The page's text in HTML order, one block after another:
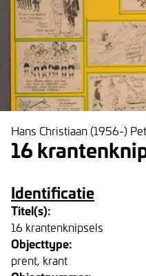
Hans Christiaan (1956-)
16
Identificatie
Titel(s):
16 krantenknipsels
Objecttype:
prent, krant